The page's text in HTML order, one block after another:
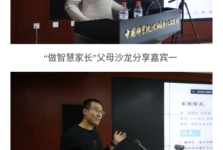
“做智慧家长”父母沙龙分享嘉宾一